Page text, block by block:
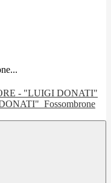
Fossombrone